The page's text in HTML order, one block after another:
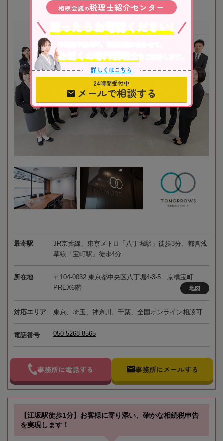
最寄駅
JR京葉線、東京メトロ「八丁堀駅」徒歩3分、都営浅
草線「宝町駅」徒歩4分
所在地
〒104-0032 東京都中央区八丁堀4-3-5 京橋宝町
PREX6階
地図
対応エリア 東京、埼玉、神奈川、千葉、全国オンライン相談可
電話番号 050-5268-8565
事務所に電話する 事務所にメールする
【江坂駅徒歩1分】お客様に寄り添い、確かな相続税申告
を実現します！
相続会議の税理士紹介センター
不動産や株式等、相続資産に合わせて、
お近くの専門税理士
をご紹介します。
詳しくはこちら
24時間受付中
メールで相談する